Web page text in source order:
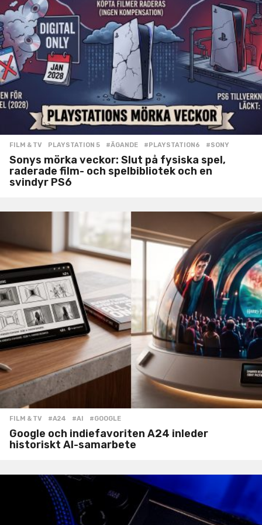
FILM & TV ,PLAYSTATION 5 #ÄGANDE ,#PLAYSTATION6 ,#SONY
Sonys mörka veckor: Slut på fysiska spel,
raderade film- och spelbibliotek och en
svindyr PS6
FILM & TV #A24 ,#AI ,#GOOGLE
Google och indiefavoriten A24 inleder
historiskt AI-samarbete